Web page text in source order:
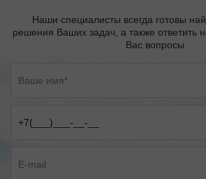
Наши специалисты всегда готовы
решения Ваших задач, а также ответить
Вас вопросы.